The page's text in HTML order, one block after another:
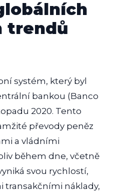
trendů
systém, který byl
bankou (Banco
2020. Tento
převody peněz
a vládními
během dne, včetně
svou rychlostí,
transakčními náklady,